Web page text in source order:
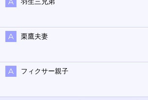
栗鷹夫妻
フィクサー親子